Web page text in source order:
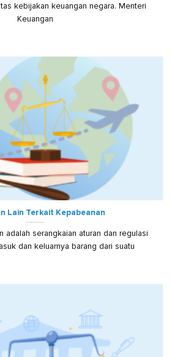
kebijakan keuangan negara. Menteri
Keuangan
Lain Terkait Kepabeanan
adalah serangkaian aturan dan regulasi
dan keluarnya barang dari suatu